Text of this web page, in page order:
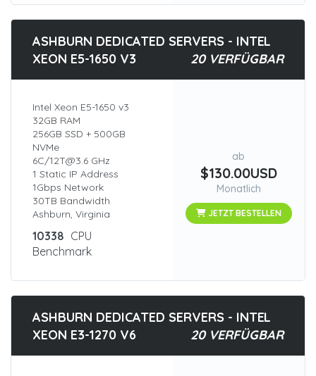
ASHBURN DEDICATED SERVERS - INTEL
XEON E5-1650 V3
20 VERFÜGBAR
Intel Xeon E5-1650 v3
32GB RAM
256GB SSD + 500GB
NVMe
6C/12T@3.6 GHz
1 Static IP Address
1Gbps Network
30TB Bandwidth
Ashburn, Virginia
10338 CPU
Benchmark
ab
$130.00USD
Monatlich
JETZT BESTELLEN
ASHBURN DEDICATED SERVERS - INTEL
XEON E3-1270 V6
20 VERFÜGBAR